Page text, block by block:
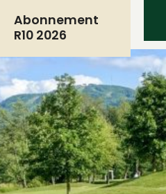
Abonnement
R10 2026